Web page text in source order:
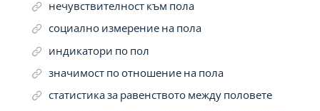
нечувствителност към пола
социално измерение на пола
индикатори по пол
значимост по отношение на пола
статистика за равенството между половете